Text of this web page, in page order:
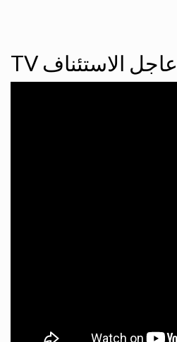
TV عاجل الاستئناف